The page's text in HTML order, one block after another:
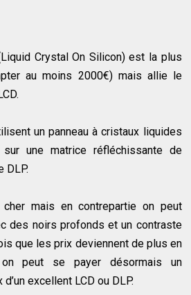
Crystal On Silicon) est la plus
au moins 2000€) mais allie le
un panneau à cristaux liquides
une matrice réfléchissante de
DLP.
mais en contrepartie on peut
des noirs profonds et un contraste
que les prix deviennent de plus en
peut se payer désormais un
excellent LCD ou DLP.